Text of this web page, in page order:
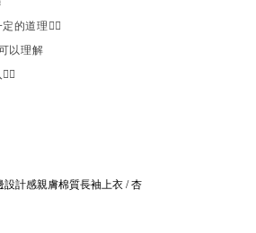
的道理🙂‍↕️
以理解
計感親膚棉質長袖上衣 / 杏